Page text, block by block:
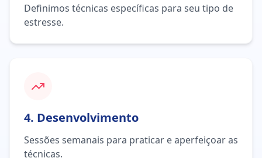
Definimos técnicas específicas para seu tipo de
estresse.
4. Desenvolvimento
Sessões semanais para praticar e aperfeiçoar as
técnicas.